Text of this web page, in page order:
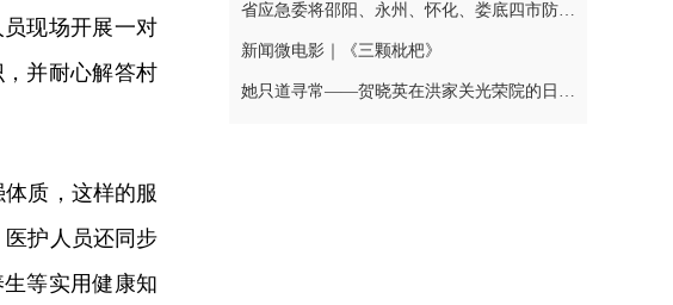
现场开展一对
并耐心解答村
质，这样的服
护人员还同步
等实用健康知
省应急委将邵阳、永州、怀化、娄底四市防汛抗灾应急响应提升至三级
新闻微电影｜《三颗枇杷》
她只道寻常——贺晓英在洪家关光荣院的日与夜